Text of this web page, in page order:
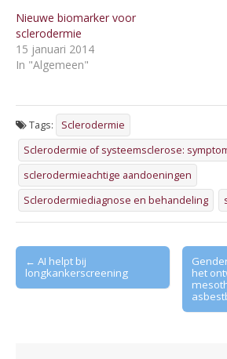
Nieuwe biomarker voor
sclerodermie
15 januari 2014
In "Algemeen"
Tags:
Sclerodermie
Sclerodermie of systeemsclerose:
sclerodermieachtige aandoeningen
Sclerodermiediagnose en behandeling
Post
navigation
← AI helpt bij
longkankerscreening
het